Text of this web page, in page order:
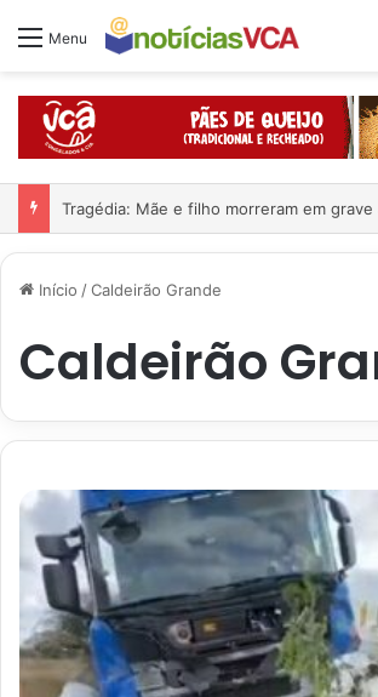
Menu
Tragédia: Mãe e filho morreram em
Início /Caldeirão Grande
Caldeirão